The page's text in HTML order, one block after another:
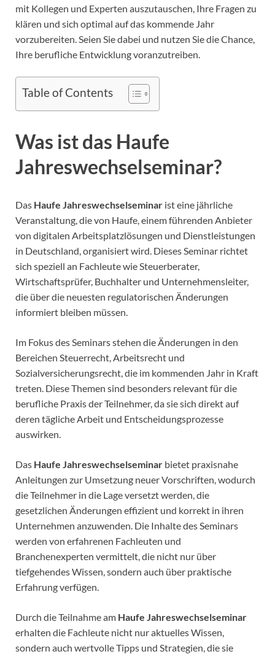
mit Kollegen und Experten auszutauschen, Ihre Fragen zu
klären und sich optimal auf das kommende Jahr
vorzubereiten. Seien Sie dabei und nutzen Sie die Chance,
Ihre berufliche Entwicklung voranzutreiben.
Table of Contents
Was ist das Haufe
Jahreswechselseminar?
Das Haufe Jahreswechselseminar ist eine jährliche
Veranstaltung, die von Haufe, einem führenden Anbieter
von digitalen Arbeitsplatzlösungen und Dienstleistungen
in Deutschland, organisiert wird. Dieses Seminar richtet
sich speziell an Fachleute wie Steuerberater,
Wirtschaftsprüfer, Buchhalter und Unternehmensleiter,
die über die neuesten regulatorischen Änderungen
informiert bleiben müssen.
Im Fokus des Seminars stehen die Änderungen in den
Bereichen Steuerrecht, Arbeitsrecht und
Sozialversicherungsrecht, die im kommenden Jahr in Kraft
treten. Diese Themen sind besonders relevant für die
berufliche Praxis der Teilnehmer, da sie sich direkt auf
deren tägliche Arbeit und Entscheidungsprozesse
auswirken.
Das Haufe Jahreswechselseminar bietet praxisnahe
Anleitungen zur Umsetzung neuer Vorschriften, wodurch
die Teilnehmer in die Lage versetzt werden, die
gesetzlichen Änderungen effizient und korrekt in ihren
Unternehmen anzuwenden. Die Inhalte des Seminars
werden von erfahrenen Fachleuten und
Branchenexperten vermittelt, die nicht nur über
tiefgehendes Wissen, sondern auch über praktische
Erfahrung verfügen.
Durch die Teilnahme am Haufe Jahreswechselseminar
erhalten die Fachleute nicht nur aktuelles Wissen,
sondern auch wertvolle Tipps und Strategien, die sie